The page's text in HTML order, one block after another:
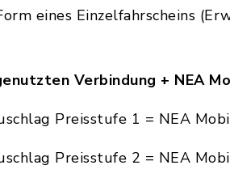
eines Einzelfahrscheins
Verbindung + NEA
Preisstufe 1 = NEA
Preisstufe 2 = NEA